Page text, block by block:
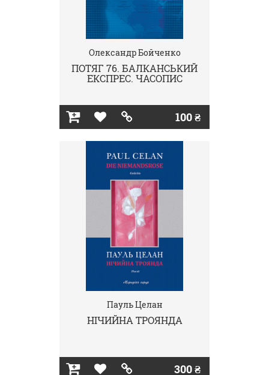
Олександр Бойченко
ПОТЯГ 76. БАЛКАНСЬКИЙ
ЕКСПРЕС. ЧАСОПИС
100 ₴
Пауль Целан
НІЧИЙНА ТРОЯНДА
300 ₴